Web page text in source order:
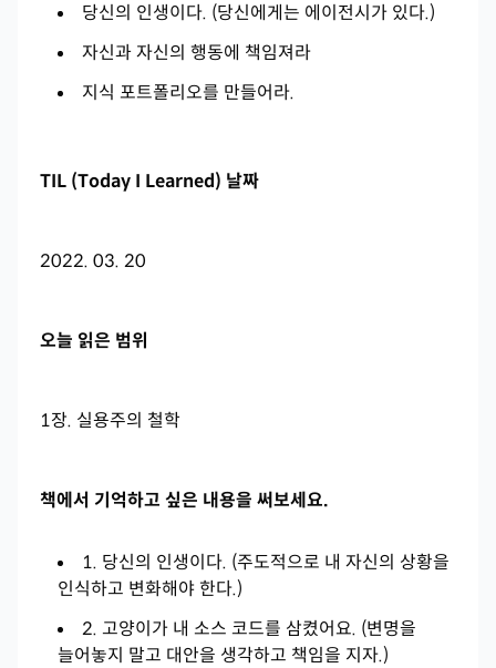
당신의 인생이다. (당신에게는 에이전시가 있다.)
자신과 자신의 행동에 책임져라
지식 포트폴리오를 만들어라.
TIL (Today I Learned) 날짜
2022. 03. 20
오늘 읽은 범위
1장. 실용주의 철학
책에서 기억하고 싶은 내용을 써보세요.
1. 당신의 인생이다. (주도적으로 내 자신의 상황을
인식하고 변화해야 한다.)
2. 고양이가 내 소스 코드를 삼켰어요. (변명을
늘어놓지 말고 대안을 생각하고 책임을 지자.)